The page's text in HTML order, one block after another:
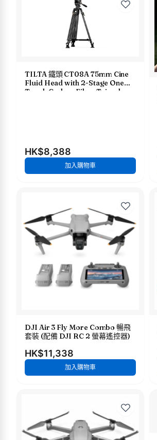
TILTA 鐵頭 CT08A 75mm Cine
Fluid Head with 2-Stage One
Touch Carbon Fiber Tripod
HK$8,388
加入購物車
DJI Air 3 Fly More Combo 暢飛
套裝 (配備 DJI RC 2 螢幕遙控器)
HK$11,338
加入購物車